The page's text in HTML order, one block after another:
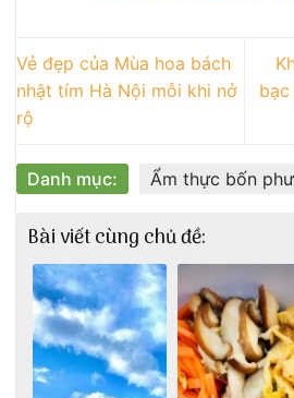
Vẻ đẹp của Mùa hoa bách
nhật tím Hà Nội mỗi khi nở
rộ
bạc
Danh mục: Ẩm thực bốn
Bài viết cùng chủ đề: